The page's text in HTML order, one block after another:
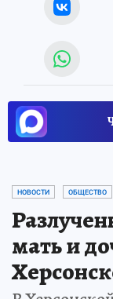
НОВОСТИ ОБЩЕСТВО
мать и